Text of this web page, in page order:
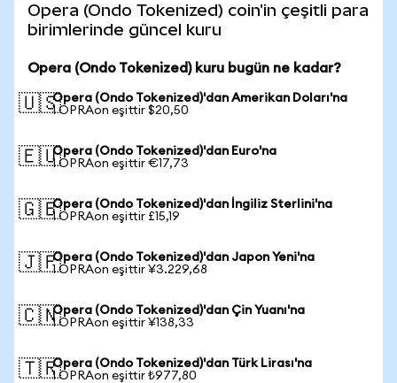
Opera (Ondo Tokenized) coin'in çeşitli para
birimlerinde güncel kuru
Opera (Ondo Tokenized) kuru bugün ne kadar?
🇺🇸Opera (Ondo Tokenized)'dan Amerikan Doları'na
1 OPRAon eşittir $20,50
🇪🇺Opera (Ondo Tokenized)'dan Euro'na
1 OPRAon eşittir €17,73
🇬🇧Opera (Ondo Tokenized)'dan İngiliz Sterlini'na
1 OPRAon eşittir £15,19
🇯🇵Opera (Ondo Tokenized)'dan Japon Yeni'na
1 OPRAon eşittir ¥3.229,68
🇨🇳Opera (Ondo Tokenized)'dan Çin Yuanı'na
1 OPRAon eşittir ¥138,33
🇹🇷Opera (Ondo Tokenized)'dan Türk Lirası'na
1 OPRAon eşittir ₺977,80